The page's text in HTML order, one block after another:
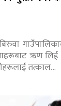
ऋण
तत्काल…